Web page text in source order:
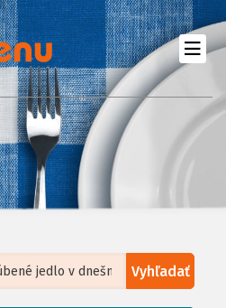
Vyhľadať
courtesy ofHumanitarian OpenStreetMap